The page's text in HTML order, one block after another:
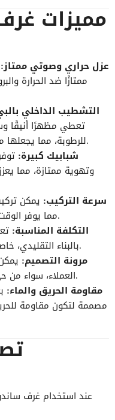
مميزات
عزل حراري وصوتي ممتاز:
ممتازًا ضد الحرارة
التشطيب الداخلي
تعطي مظهرًا أنيقًا
للرطوبة، مما يجعلها مثالية للاستخدام في الاستراحات.
شبابيك كبيرة:
وتهوية ممتازة، مما
سرعة التركيب: يمكن
مما يوفر الوقت والجهد مقارنة بالبناء التقليدي.
التكلفة المناسبة:
بالبناء التقليدي، خاصة عند الحاجة إلى وحدات سريعة.
مرونة التصميم:
العملاء، سواء من حيث المساحة أو التصميم الداخلي.
مقاومة الحريق والماء:
مصممة لتكون مقاومة
عند استخدام غرف